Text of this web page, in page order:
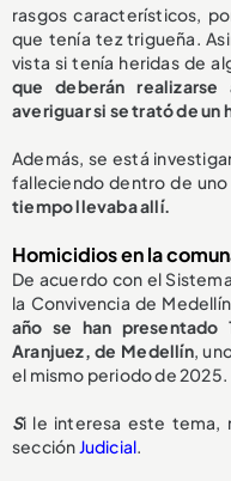
rasgos característicos,
que tenía tez trigueña.
vista si tenía heridas de
que deberán realizarse
averiguar si se trató de
Además, se está
falleciendo dentro de
tiempo llevaba allí.
Homicidios en la
De acuerdo con el
la Convivencia de
año se han
Aranjuez, de Medellín,
el mismo periodo de 2025.
Si le interesa este tema,
secciónJudicial.